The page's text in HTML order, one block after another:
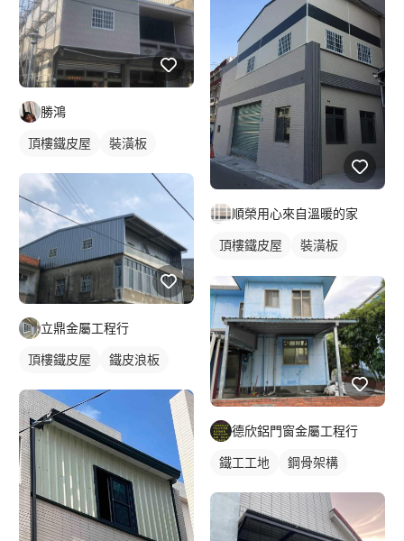
勝鴻
頂樓鐵皮屋 裝潢板
立鼎金屬工程行
頂樓鐵皮屋 鐵皮浪板
順榮用心來自溫暖的家
頂樓鐵皮屋
裝潢板
德欣鋁門窗金屬工程行
鐵工工地 鋼骨架構